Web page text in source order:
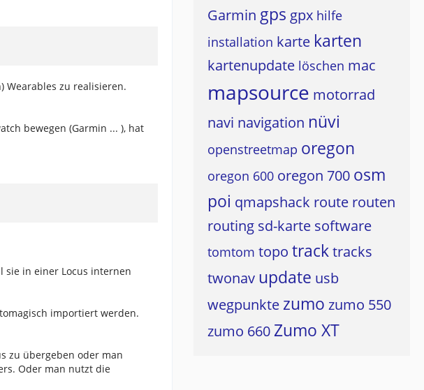
Wearables zu realisieren.
bewegen (Garmin ... ), hat
sie in einer Locus internen
importiert werden.
zu übergeben oder man
Oder man nutzt die
Garmin gps gpx hilfe
installation karte karten
kartenupdate löschen mac
mapsource motorrad
navi navigation nüvi
openstreetmap oregon
oregon 600 oregon 700 osm
poi qmapshack route routen
routing sd-karte software
tomtom topo tracktracks
twonav update usb
wegpunkte zumo zumo 550
zumo 660 Zumo XT